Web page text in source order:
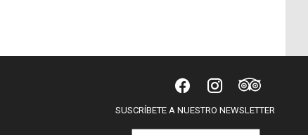
SUSCRÍBETE A NUESTRO NEWSLETTER